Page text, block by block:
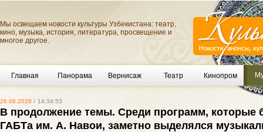
Мы освещаем новости культуры Узбекистана: театр,
кино, музыка, история, литература, просвещение и
многое другое.
Главная Панорама Вернисаж Театр Кинопром
26.06.2026 / 14:34:53
В продолжение темы. Среди программ, которые
ГАБТа им. А. Навои, заметно выделялся